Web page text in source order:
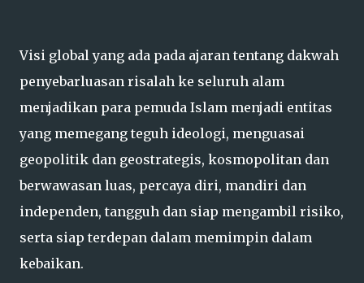
Visi global yang ada pada ajaran tentang dakwah
penyebarluasan risalah ke seluruh alam
menjadikan para pemuda Islam menjadi entitas
yang memegang teguh ideologi, menguasai
geopolitik dan geostrategis, kosmopolitan dan
berwawasan luas, percaya diri, mandiri dan
independen, tangguh dan siap mengambil risiko,
serta siap terdepan dalam memimpin dalam
kebaikan.